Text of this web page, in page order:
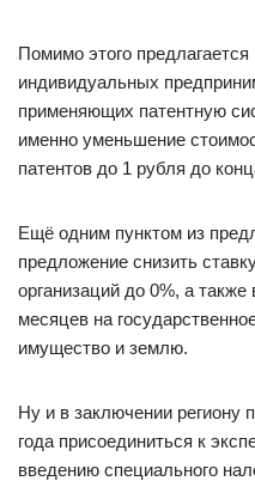
Помимо этого
индивидуальных
применяющих патентную
именно уменьшение
патентов до 1 рубля до
Ещё одним пунктом из
предложение снизить
организаций до 0%, а
месяцев на
имущество и землю.
Ну и в заключении региону
года присоединиться к
введению специального